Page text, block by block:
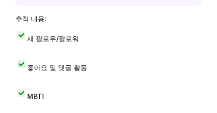
추적 내용:
새 팔로우/팔로워
좋아요 및 댓글 활동
MBTI